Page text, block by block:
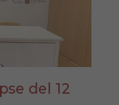
del 12